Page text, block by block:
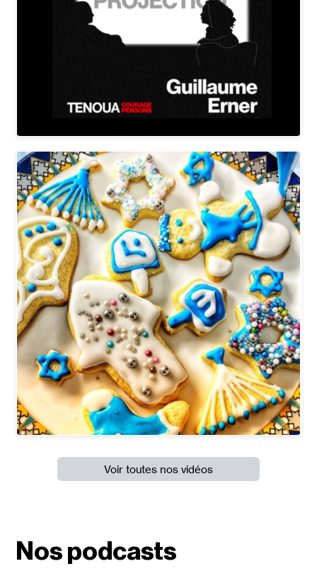
Voir toutes nos vidéos
Nos podcasts